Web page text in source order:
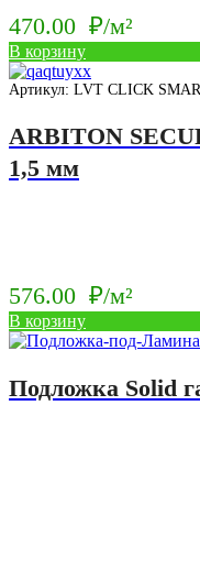
470.00 ₽/м²
В корзину
Артикул: LVT CLICK
ARBITON
1,5 мм
576.00 ₽/м²
В корзину
Подложка Solid